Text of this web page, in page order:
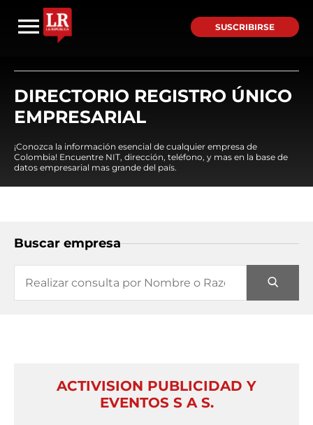
SUSCRIBIRSE
DIRECTORIO REGISTRO ÚNICO
EMPRESARIAL
¡Conozca la información esencial de cualquier empresa de
Colombia! Encuentre NIT, dirección, teléfono, y mas en la base de
datos empresarial mas grande del país.
Buscar empresa
ACTIVISION PUBLICIDAD Y
EVENTOS S A S.